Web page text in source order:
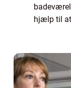
hjælp til at